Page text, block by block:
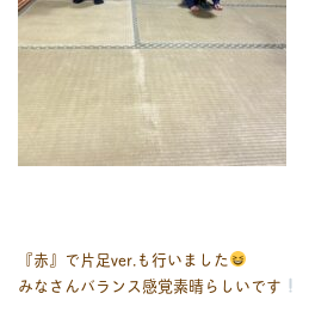
『赤』で片足ver.も行いました
みなさんバランス感覚素晴らしいです